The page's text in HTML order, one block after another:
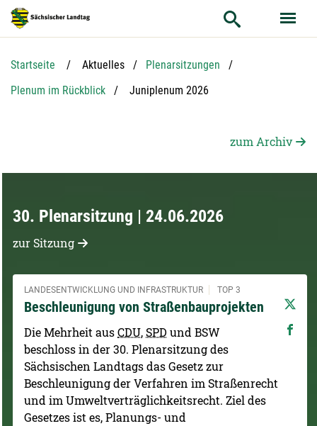
Hauptnavigation
Hauptinhalt
Service
Startseite Aktuelles
Plenarsitzungen
Plenum im Rückblick
Aktuelle Seite:
Juniplenum 2026
zum Archiv
30. Plenarsitzung | 24.06.2026
zur Sitzung
Beschleunigung von Straßenbauprojekten
LANDESENTWICKLUNG UND INFRASTRUKTUR TOP 3
Die Mehrheit ausCDU,SPD und BSW
beschloss in der 30. Plenarsitzung des
Sächsischen Landtags das Gesetz zur
Beschleunigung der Verfahren im Straßenrecht
und im Umweltverträglichkeitsrecht. Ziel des
Gesetzes ist es, Planungs- und